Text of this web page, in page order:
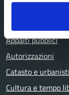
Appalti pubblici
Autorizzazioni
Catasto e
Cultura e tempo